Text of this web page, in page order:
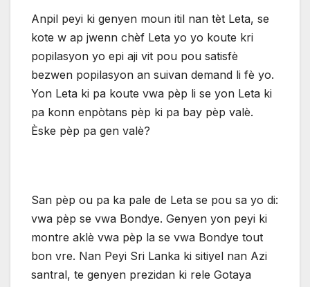
Anpil peyi ki genyen moun itil nan tèt Leta, se
kote w ap jwenn chèf Leta yo yo koute kri
popilasyon yo epi aji vit pou pou satisfè
bezwen popilasyon an suivan demand li fè yo.
Yon Leta ki pa koute vwa pèp li se yon Leta ki
pa konn enpòtans pèp ki pa bay pèp valè.
Èske pèp pa gen valè?
San pèp ou pa ka pale de Leta se pou sa yo di:
vwa pèp se vwa Bondye. Genyen yon peyi ki
montre aklè vwa pèp la se vwa Bondye tout
bon vre. Nan Peyi Sri Lanka ki sitiyel nan Azi
santral, te genyen prezidan ki rele Gotaya